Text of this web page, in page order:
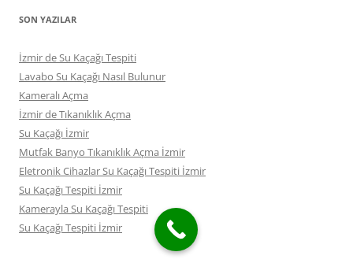
SON YAZILAR
İzmir de Su Kaçağı Tespiti
Lavabo Su Kaçağı Nasıl Bulunur
Kameralı Açma
İzmir de Tıkanıklık Açma
Su Kaçağı İzmir
Mutfak Banyo Tıkanıklık Açma İzmir
Eletronik Cihazlar Su Kaçağı Tespiti İzmir
Su Kaçağı Tespiti İzmir
Kamerayla Su Kaçağı Tespiti
Su Kaçağı Tespiti İzmir